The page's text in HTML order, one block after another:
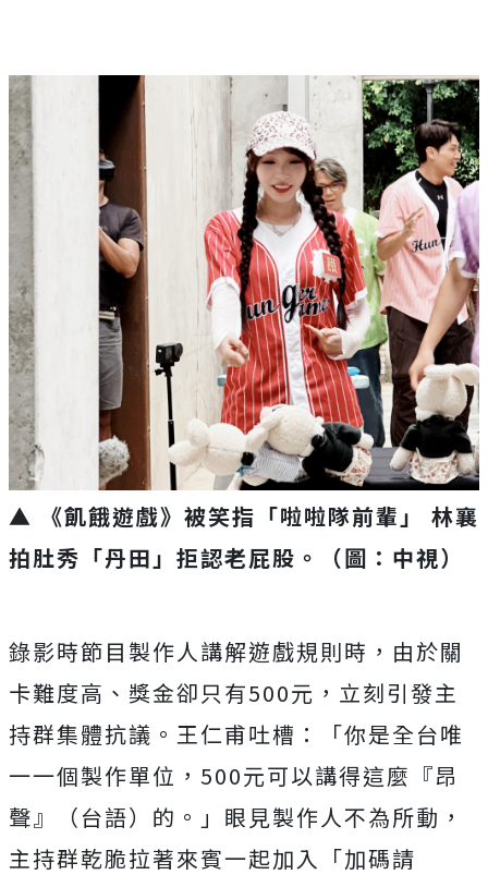
▲ 《飢餓遊戲》被笑指「啦啦隊前輩」 林襄
拍肚秀「丹田」拒認老屁股。（圖：中視）
錄影時節目製作人講解遊戲規則時，由於關
卡難度高、獎金卻只有500元，立刻引發主
持群集體抗議。王仁甫吐槽：「你是全台唯
一一個製作單位， 500元可以講得這麼『昂
聲』（台語）的。」眼見製作人不為所動，
主持群乾脆拉著來賓一起加入「加碼請